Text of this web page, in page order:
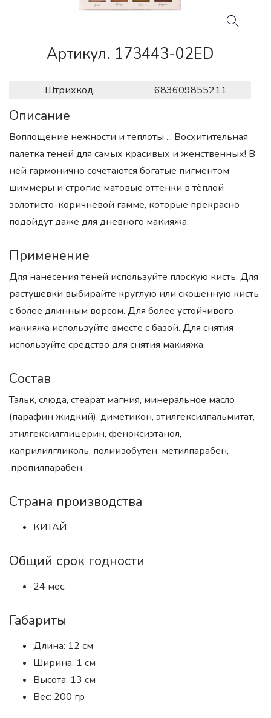
Артикул. 173443-02ED
Штрихкод. 683609855211
Описание
Воплощение нежности и теплоты ... Восхитительная
палетка теней для самых красивых и женственных! В
ней гармонично сочетаются богатые пигментом
шиммеры и строгие матовые оттенки в тёплой
золотисто-коричневой гамме, которые прекрасно
подойдут даже для дневного макияжа.
Применение
Для нанесения теней используйте плоскую кисть. Для
растушевки выбирайте круглую или скошенную кисть
с более длинным ворсом. Для более устойчивого
макияжа используйте вместе с базой. Для снятия
используйте средство для снятия макияжа.
Состав
Тальк, слюда, стеарат магния, минеральное масло
(парафин жидкий), диметикон, этилгексилпальмитат,
этилгексилглицерин, феноксиэтанол,
каприлилгликоль, полиизобутен, метилпарабен,
.пропилпарабен.
Страна производства
КИТАЙ
Общий срок годности
24 мес.
Габариты
Длина: 12 см
Ширина: 1 см
Высота: 13 см
Вес: 200 гр